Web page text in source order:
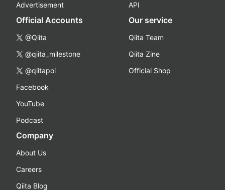
Advertisement
API
Official Accounts
@Qiita
@qiita_milestone
@qiitapoi
Facebook
YouTube
Podcast
Our service
Qiita Team
Qiita Zine
Official Shop
Company
About Us
Careers
Qiita Blog